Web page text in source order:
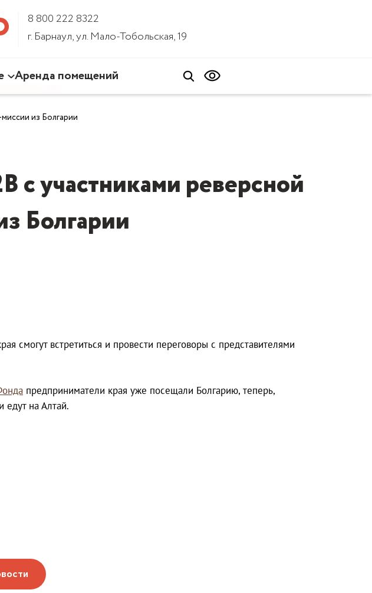
8 800 222 8322
г. Барнаул, ул. Мало-Тобольская, 19
Аренда помещений
из Болгарии
с участниками реверсной
Болгарии
смогут встретиться и провести переговоры с представителями
предприниматели края уже посещали Болгарию, теперь,
едут на Алтай.